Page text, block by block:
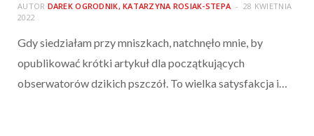
AUTOR DAREK OGRODNIK, KATARZYNA ROSIAK-STEPA
28 KWIETNIA
2022
Gdy siedziałam przy mniszkach, natchnęło mnie, by
opublikować krótki artykuł dla początkujących
obserwatorów dzikich pszczół. To wielka satysfakcja i…